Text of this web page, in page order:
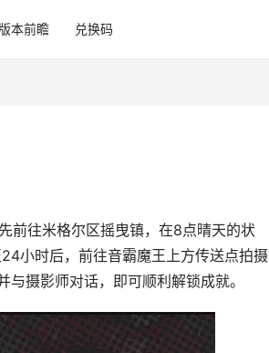
版本前瞻 兑换码
前往米格尔区摇曳镇，在8点晴天的状
小时后，前往音霸魔王上方传送点拍摄
摄影师对话，即可顺利解锁成就。